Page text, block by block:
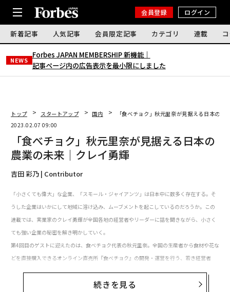
会員登録 ログイン
新着記事 人気記事 会員限定記事 カテゴリ 連載
NEWS
Forbes JAPAN MEMBERSHIP 新機能｜
記事ページ内の広告表示を最小限にしました
トップ スタートアップ 国内
「食べチョク」秋元里奈が見据える日本の農
2023.02.07 09:00
「食べチョク」秋元里奈が見据える日本の
農業の未来｜クレイ勇輝
吉田 彩乃 | Contributor
「小さくても偉大」な企業、「スモール・ジャイアンツ」は日本中に数多く存在する。そ
うした企業はいかにして地域に溶け込み、ムーブメントを起こしているのだろうか。この
連載では、実業家のクレイ勇輝が全国各地の経営者やリーダーに話を聞きながら、小さく
ても強い企業の秘密を解き明かしていく。
第4回目のゲストに迎えたのは、食べチョク代表の秋元里奈。全国の生産者から食材や花な
どを直接購入できるオンライン直売所『食べチョク』の開発・運営を行う、若き経営者
だ。自身の実家のような小中規模でもこだわりを持った生産者が持続的に経営していくこ
とができる世界にしたいという思いから始めた彼女の活動には、「農業人口の減少」「関
続きを見る